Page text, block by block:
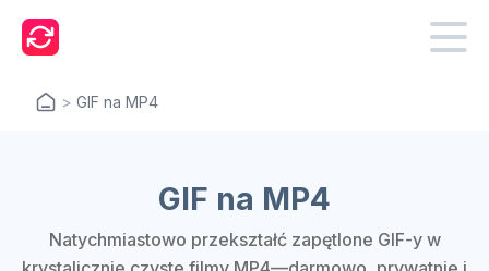
> GIF na MP4
GIF na MP4
Natychmiastowo przekształć zapętlone GIF-y w